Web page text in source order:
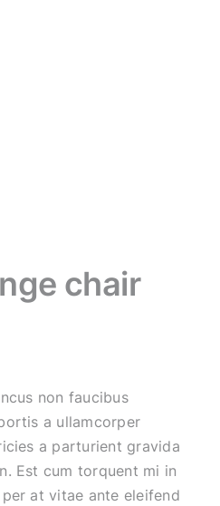
chair
non faucibus
a ullamcorper
a parturient gravida
Est cum torquent mi in
at vitae ante eleifend